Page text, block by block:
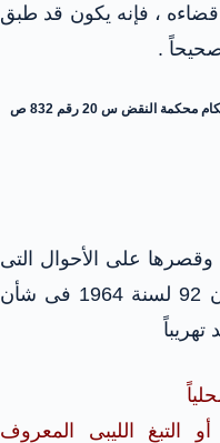
قضاءه ، فإنه يكون قد طبق
.
( نقض جنائى فى 20 اكتوبر سنة 1969 مجموعة أحكام محكمة النقض س 20 رقم 832 ص
على الأحوال التى
عددها فى المادة الثانية من القانون 92 لسنة 1964 فى شأن
التبغ الليبى المعروف